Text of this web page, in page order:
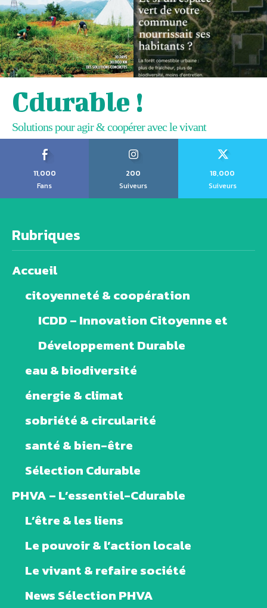
Cdurable !
Solutions pour agir & coopérer avec le vivant
11,000
Fans
200
Suiveurs
18,000
Suiveurs
Rubriques
Accueil
citoyenneté & coopération
ICDD – Innovation Citoyenne et
Développement Durable
eau & biodiversité
énergie & climat
sobriété & circularité
santé & bien-être
Sélection Cdurable
PHVA – L’essentiel-Cdurable
L’être & les liens
Le pouvoir & l’action locale
Le vivant & refaire société
News Sélection PHVA